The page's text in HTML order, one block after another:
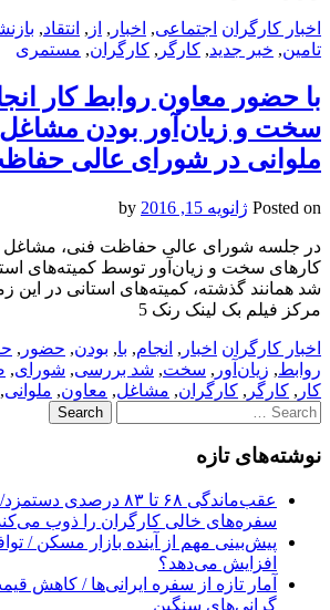
اخبار کارگران اجتماعی, اخبار , از , انتقاد,
تامین, خبر جدید, کارگر , کارگران, مستمری
با حضور معاون روابط کار
سخت و زیان‌آور بودن
ملوانی در شورای عالی
Posted on ژانویه 15, 2016
در جلسه شورای عالی حفاظت فنی، مشاغل
کارهای سخت و زیان‌آور توسط کمیته‌های
شد همانند گذشته، کمیته‌های استانی در این
مرکز فیلم بک لینک رنک 5
اخبار کارگران اخبار , انجام, با, بودن, حضور ,
روابط, زیان‌آور , سخت, شد بررسی, شورای,
کار , کارگر , کارگران, مشاغل, معاون, ملوانی,
Search
for:
نوشته‌های تازه
عقب‌ماندگی ۶۸ تا ۸۳ درصدی
سفره‌های خالی کارگران را ذوب
پیش‌بینی مهم از آینده بازار مسکن /
افزایش می‌دهد؟
آمار تازه از سفره ایرانی‌ها / کاهش
گرانی‌های سنگین